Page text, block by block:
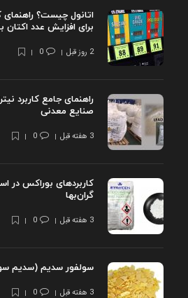
اتانول چیست؟ راهنمای
برای افزایش عدد اکتان
2 روز قبل 0
راهنمای جامع کاربرد
صنایع معدنی
3 هفته قبل 0
کاربردهای بوراکس در
گران‌بها
3 هفته قبل 0
سولفور سدیم (سدیم
3 هفته قبل 0